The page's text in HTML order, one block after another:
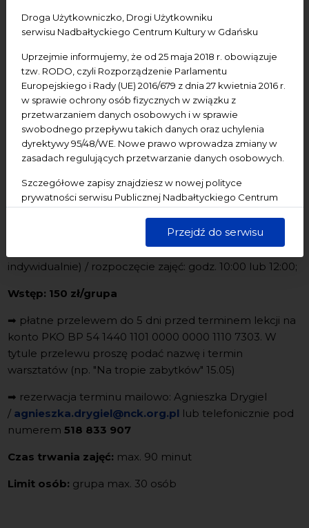
Droga Użytkowniczko, Drogi Użytkowniku
serwisu Nadbałtyckiego Centrum Kultury w Gdańsku
Uprzejmie informujemy, że od 25 maja 2018 r. obowiązuje
tzw. RODO, czyli Rozporządzenie Parlamentu
Europejskiego i Rady (UE) 2016/679 z dnia 27 kwietnia 2016 r.
w sprawie ochrony osób fizycznych w związku z
przetwarzaniem danych osobowych i w sprawie
swobodnego przepływu takich danych oraz uchylenia
dyrektywy 95/48/WE. Nowe prawo wprowadza zmiany w
zasadach regulujących przetwarzanie danych osobowych.
Szczegółowe zapisy znajdziesz w nowej polityce
prywatności serwisu Publicznej Nadbałtyckiego Centrum
dane są przetwarzane w sposób bezpieczny, z należytą
starannością i zgodnie z obowiązującymi przepisami.
Przejdź do serwisu
szkół i grup
zorganizowanych
Propozycja lekcji muzealnych w Nadbałtyckim Centrum
Kultury:
Miejsce lekcji:Ratusz StaromiejskiiCentrum św.
Jana
Terminy: Ratusz Staromiejski- wtorki i czwartki
(ustalane indywidualnie) / rozpoczęcie zajęć: godz. 10:00
wtorki i czwartki (ustalane
indywidualnie) / rozpoczęcie zajęć: godz. 10:00 lub 12:00;
Wstęp: 150 zł/grupa
➡ płatne przelewem do 5 dni przed terminem lekcji na
konto PKO BP 54 1440 1101 0000 0000 1110 7303. W
tytule przelewu proszę podać nazwę i termin
warsztatów (np. "Na tropie zabytków" 15.05)
➡ rezerwacja terminu mailowo: Agnieszka Drygiel
/ agnieszka.drygiel@nck.org.pl lub telefonicznie pod
numerem518 833 907
Czas trwania zajęć: max. 90 minut
Limit osób: grupa max. 30 osób